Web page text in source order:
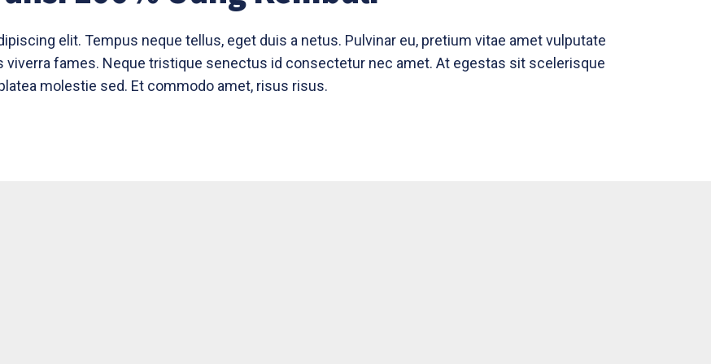
elit. Tempus neque tellus, eget duis a netus. Pulvinar eu, pretium vitae amet vulputate
viverra fames. Neque tristique senectus id consectetur nec amet. At egestas sit scelerisque
molestie sed. Et commodo amet, risus risus.